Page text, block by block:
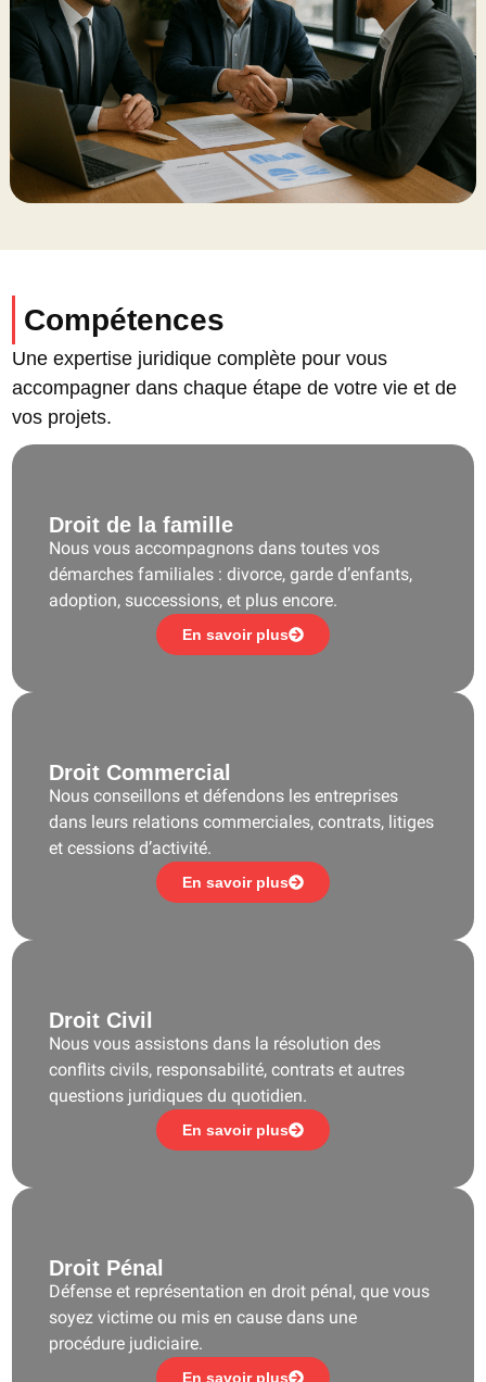
Compétences
Une expertise juridique complète pour vous
accompagner dans chaque étape de votre vie et de
vos projets.
Droit de la famille
Nous vous accompagnons dans toutes vos
démarches familiales : divorce, garde d’enfants,
adoption, successions, et plus encore.
En savoir plus
Droit Commercial
Nous conseillons et défendons les entreprises
dans leurs relations commerciales, contrats, litiges
et cessions d’activité.
En savoir plus
Droit Civil
Nous vous assistons dans la résolution des
conflits civils, responsabilité, contrats et autres
questions juridiques du quotidien.
En savoir plus
Droit Pénal
Défense et représentation en droit pénal, que vous
soyez victime ou mis en cause dans une
procédure judiciaire.
En savoir plus